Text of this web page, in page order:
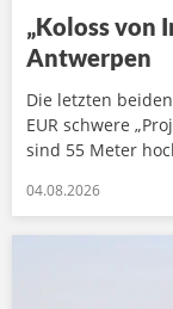
„Koloss von
Antwerpen
Die letzten
EUR schwere
sind 55 Meter
04.08.2026